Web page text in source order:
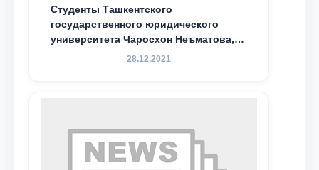
Студенты Ташкентского
государственного юридического
университета Чаросхон Неъматова,
Севдо Хакимходжаева, Анбарой
специальной стипендии имени
Хадичи Сулеймановой.
28.12.2021